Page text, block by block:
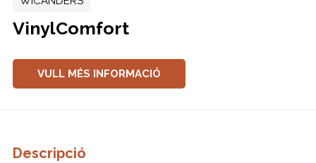
VinylComfort
VULL MÉS INFORMACIÓ
Descripció